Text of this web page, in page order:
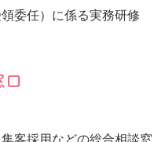
委任）に係る実務研修
口
客採用などの総合相談窓